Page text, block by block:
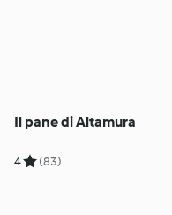
Il pane di Altamura
4 (83)